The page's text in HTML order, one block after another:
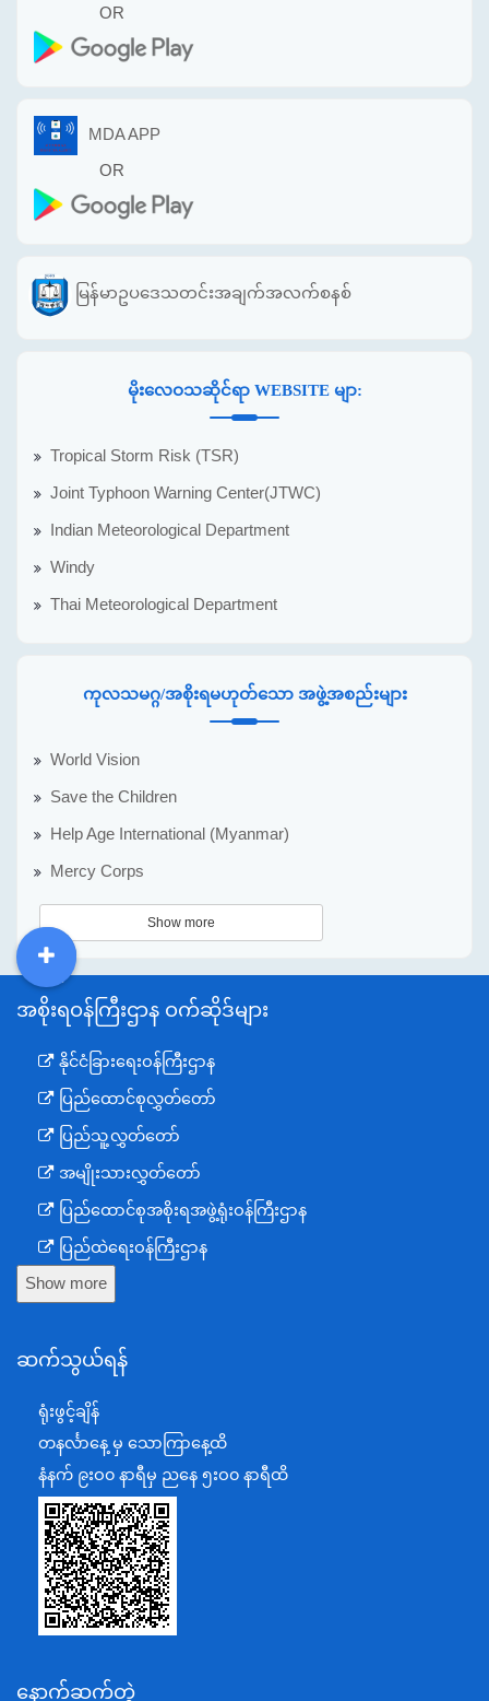
OR
MDA APP
OR
မြန်မာဥပဒေသတင်းအချက်အလက်စနစ်
မိုးလေဝသဆိုင်ရာ WEBSITE မျာ:
Tropical Storm Risk (TSR)
Joint Typhoon Warning Center(JTWC)
Indian Meteorological Department
Windy
Thai Meteorological Department
ကုလသမဂ္ဂ/အစိုးရမဟုတ်သော အဖွဲ့အစည်းများ
World Vision
Save the Children
Help Age International (Myanmar)
Mercy Corps
Show more
အစိုးရဝန်ကြီးဌာန ဝက်ဆိုဒ်များ
နိုင်ငံခြားရေးဝန်ကြီးဌာန
ပြည်ထောင်စုလွှတ်တော်
ပြည်သူ့လွှတ်တော်
အမျိုးသားလွှတ်တော်
ပြည်ထောင်စုအစိုးရအဖွဲ့ရုံးဝန်ကြီးဌာန
ပြည်ထဲရေးဝန်ကြီးဌာန
ကာကွယ်ရေးဝန်ကြီးဌာန
စီမံကိန်း၊ဘဏ္ဍာရေးနှင့်စက်မှုဝန်ကြီးဌာန
အပြည်ပြည်ဆိုင်ရာပူးပေါင်းဆောင်ရွက်ရေးဝန်ကြီးဌာန
ပြန်ကြားရေးဝန်ကြီးဌာန
သာသနာရေးနှင့် ယဉ်ကျေးမှုဝန်ကြီးဌာန
စိုက်ပျိုးရေး၊မွေးမြူရေးနှင့်ဆည်မြောင်းဝန်ကြီးဌာန
ပို့ဆောင်ရေးနှင့်ဆက်သွယ်ရေးဝန်ကြီးဌာန
သယံဇာတနှင့်ပတ်ဝန်းကျင်ထိန်းသိမ်းရေးဝန်ကြီးဌာန
အလုပ်သမား၊လူဝင်မှုကြီးကြပ်ရေးနှင့်ပြည်သူ့အင်အား
Show more
ဆက်သွယ်ရန်
ရုံးဖွင့်ချိန်
တနင်္လာနေ့ မှ သောကြာနေ့ထိ
နံနက် ၉းဝ၀ နာရီမှ ညနေ ၅းဝ၀ နာရီထိ
နောက်ဆက်တွဲ
DDM